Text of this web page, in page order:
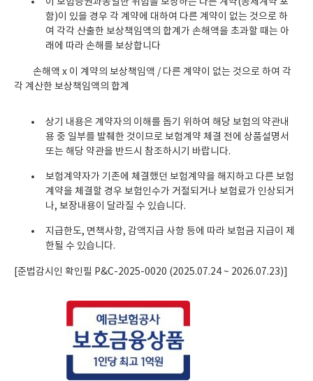
함)이 있을 경우 각 계약에 대하여 다른 계약이 없는 것으로 하
여 각각 산출한 보상책임액의 합계가 손해액을 초과할 때는 아
래에 따라 손해를 보상합니다
손해액 x 이 계약의 보상책임액 / 다른 계약이 없는 것으로 하여 각
각 계산한 보상책임액의 합계
상기 내용은 계약자의 이해를 돕기 위하여 해당 보험의 약관내
용 중 일부를 발췌한 것이므로 보험계약 체결 전에 상품설명서
또는 해당 약관을 반드시 참조하시기 바랍니다.
보험계약자가 기존에 체결했던 보험계약을 해지하고 다른 보험
계약을 체결할 경우 보험인수가 거절되거나 보험료가 인상되거
나, 보장내용이 달라질 수 있습니다.
지급한도, 면책사항, 감액지급 사항 등에 따라 보험금 지급이 제
한될 수 있습니다.
[준법감시인 확인필 P&C-2025-0020 (2025.07.24 ~ 2026.07.23)]